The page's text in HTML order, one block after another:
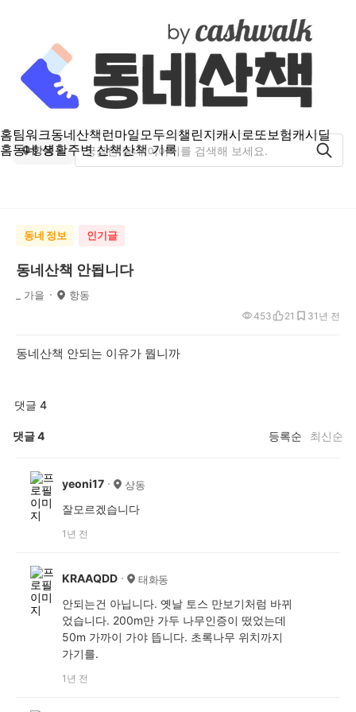
홈팀워크동네산책런마일모두의챌린지캐시로또보험캐시딜
홈동네 생활주변 산책산책 기록
항동
동네 정보 인기글
동네산책 안됩니다
_ 가을 항동
1년 전
453 21 3
동네산책 안되는 이유가 뭡니까
댓글 4
댓글4 등록순 최신순
yeoni17 상동
잘모르겠습니다
1년 전
KRAAQDD 태화동
안되는건 아닙니다. 옛날 토스 만보기처럼 바뀌
었습니다. 200m만 가두 나무인증이 떴었는데
50m 가까이 가야 뜹니다. 초록나무 위치까지
가기를.
1년 전